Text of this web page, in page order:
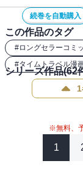
続巻を自動購入
この作品のタグ
#ロングセラーコミ
#タイムトラベル漫
シリーズ作品(62
※無料、
1